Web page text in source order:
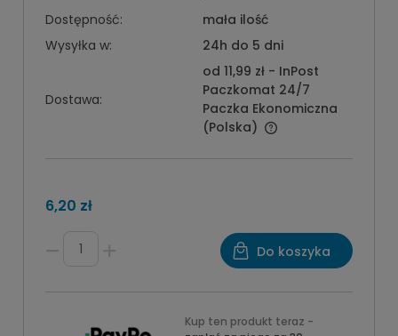
Dostępność:
mała ilość
Wysyłka w:
24h do 5 dni
Dostawa:
od 11,99 zł - InPost
Paczkomat 24/7
Paczka Ekonomiczna
(Polska)
6,20 zł
Do koszyka
Kup ten produkt teraz -